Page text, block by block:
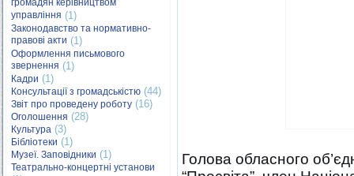
громадян керівництвом
управління (1)
Законодавство та нормативно-
правові акти (1)
Оформлення письмового
звернення (1)
Кадри (1)
Консультації з громадськістю (44)
Звіт про проведену роботу (16)
Оголошення (28)
Культура (3)
Бібліотеки (1)
Музеї. Заповідники (1)
Театрально-концертні установи
Голова обласного